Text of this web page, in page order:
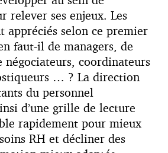
relever ses enjeux. Les
appréciés selon ce premier
faut-il de managers, de
négociateurs, coordinateurs
… ? La direction
du personnel
d’une grille de lecture
rapidement pour mieux
RH et décliner des